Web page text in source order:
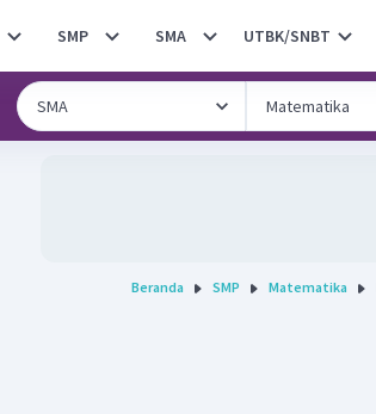
SMP SMA UTBK/SNBT
Beranda SMP Matematika